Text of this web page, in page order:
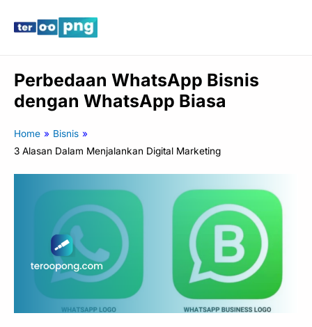
Perbedaan WhatsApp Bisnis
dengan WhatsApp Biasa
Home » Bisnis »
3 Alasan Dalam Menjalankan Digital Marketing